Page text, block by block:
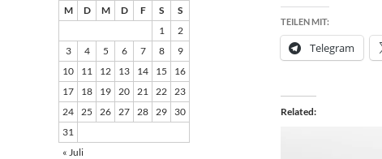
TEILEN MIT:
Telegram
Related
M D M D F S
S
1
2
3
4 5 6 7 8
9
10
11 12 13 14 15
16
17
18 19 20 21 22 23
24 25 26 27 28 29
30
31
« Juli